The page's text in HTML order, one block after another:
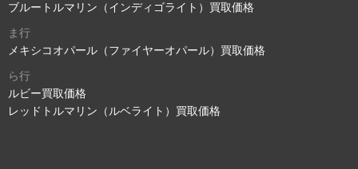
ブルートルマリン（インディゴライト）買取価格
ま行
メキシコオパール（ファイヤーオパール）買取価格
ら行
ルビー買取価格
レッドトルマリン（ルベライト）買取価格